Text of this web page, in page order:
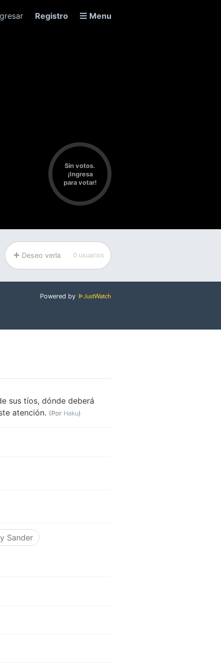
Registro Menu
Sin votos.
¡Ingresa
para votar!
Deseo verla 0 usuarios
Powered by
sus tíos, dónde deberá
atención. (Por Haku)
Sander